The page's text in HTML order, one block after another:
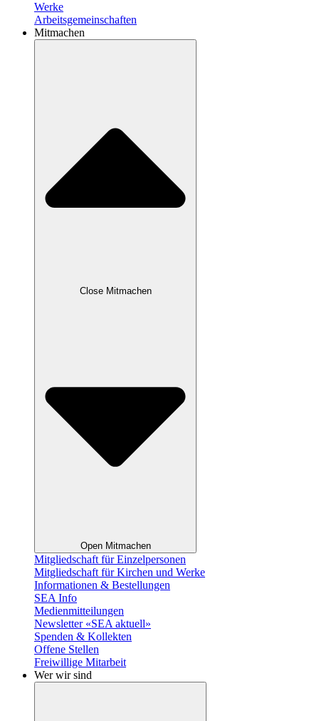
Werke
Arbeitsgemeinschaften
Mitmachen
Close Mitmachen
Open Mitmachen
Mitgliedschaft für Einzelpersonen
Mitgliedschaft für Kirchen und Werke
Informationen & Bestellungen
SEA Info
Medienmitteilungen
Newsletter «SEA aktuell»
Spenden & Kollekten
Offene Stellen
Freiwillige Mitarbeit
Wer wir sind